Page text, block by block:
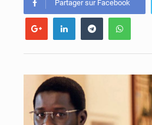
Partager sur Facebook